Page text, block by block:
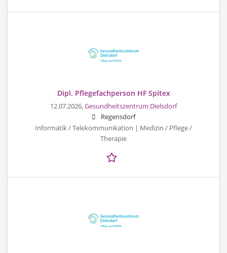
Dipl. Pflegefachperson HF Spitex
12.07.2026,Gesundheitszentrum Dielsdorf
Regensdorf
Informatik / Telekommunikation | Medizin / Pflege /
Therapie